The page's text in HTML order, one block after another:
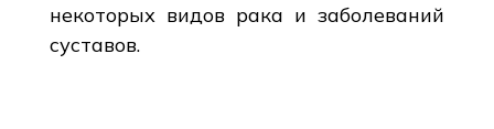
некоторых видов рака и заболеваний
суставов.